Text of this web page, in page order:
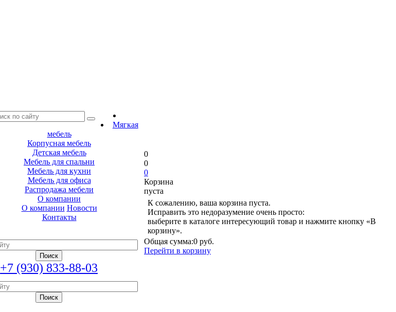
Мягкая
мебель
Корпусная мебель
Детская мебель
Мебель для спальни
Мебель для кухни
Мебель для офиса
Распродажа мебели
О компании
О компании Новости
Контакты
+7 (930) 833-88-03
0
0
0
Корзина
пуста
К сожалению, ваша корзина пуста.
Исправить это недоразумение очень просто:
выберите в каталоге интересующий товар и нажмите кнопку «В
корзину».
Общая сумма:0 руб.
Перейти в корзину